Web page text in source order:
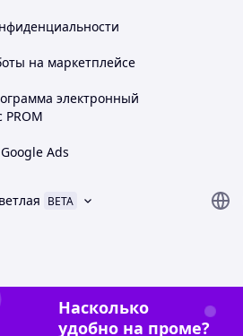
на маркетплейсе
электронный
PROM
Ads
BETA
Насколько
удобно на проме?